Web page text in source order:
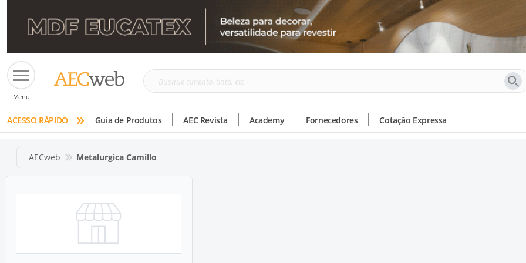
Menu
Busque
tinta,
etc
ACESSO RÁPIDO » Guia de Produtos AEC Revista Academy Fornecedores Cotação Expressa
AECweb Metalurgica Camillo